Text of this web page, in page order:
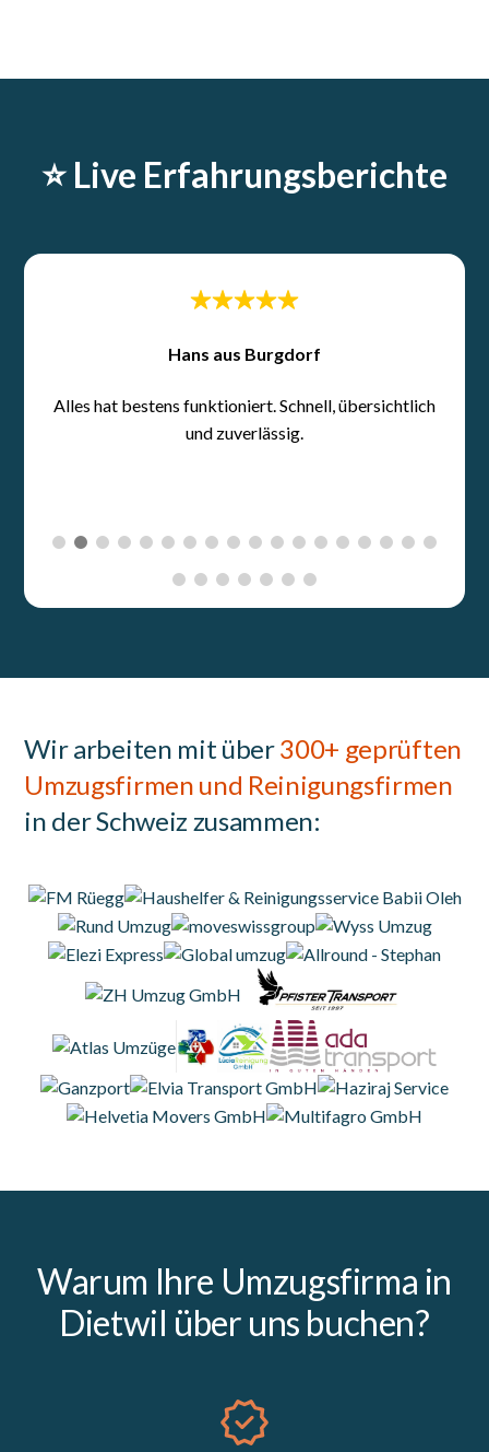
⭐️ Live Erfahrungsberichte
Wir arbeiten mit über300+ geprüften
Umzugsfirmen und Reinigungsfirmen
in der Schweiz zusammen:
Warum Ihre Umzugsfirma in
Dietwil über uns buchen?